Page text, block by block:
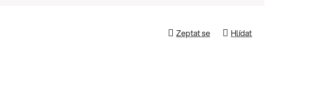
Zeptat se Hlídat